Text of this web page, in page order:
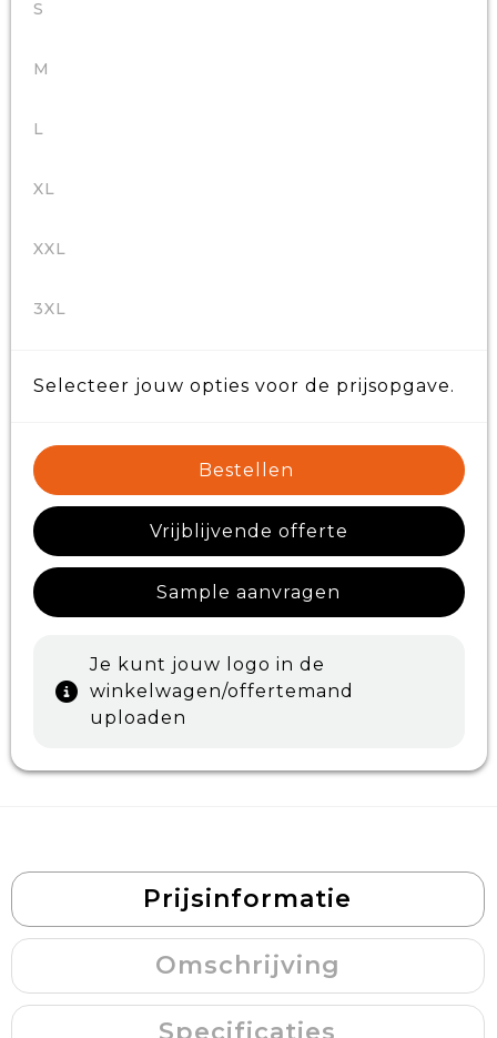
S
M
L
XL
XXL
3XL
Selecteer jouw opties voor de prijsopgave.
Bestellen
Vrijblijvende offerte
Sample aanvragen
Je kunt jouw logo in de
winkelwagen/offertemand
uploaden
Prijsinformatie
Omschrijving
Specificaties